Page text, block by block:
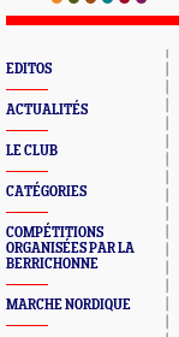
EDITOS
ACTUALITÉS
LE CLUB
CATÉGORIES
COMPÉTITIONS
ORGANISÉES PAR LA
BERRICHONNE
MARCHE NORDIQUE